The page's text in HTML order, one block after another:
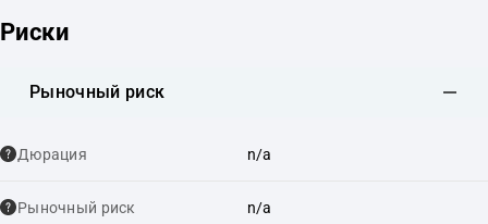
Риски
Рыночный риск
Дюрация n/a
Рыночный риск n/a